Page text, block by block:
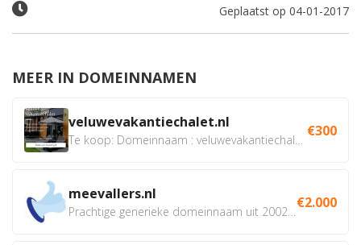
Geplaatst op 04-01-2017
MEER IN DOMEINNAMEN
veluwevakantiechalet.nl €300
meevallers.nl €2.000